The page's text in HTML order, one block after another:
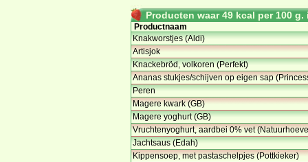
Producten waar 49 kcal per 100
Productnaam
Knakworstjes (Aldi)
Artisjok
Knackebröd, volkoren (Perfekt)
Ananas stukjes/schijven op eigen sap
Peren
Magere kwark (GB)
Magere yoghurt (GB)
Vruchtenyoghurt, aardbei 0% vet
Jachtsaus (Edah)
Kippensoep, met pastaschelpjes (Pottkieker)